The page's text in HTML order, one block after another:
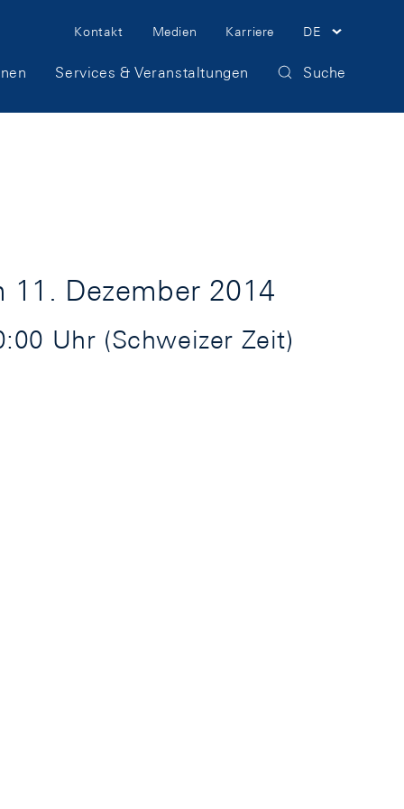
Meta
Navigation
Kontakt Medien Karriere DE
Services & Veranstaltungen Suche
Dezember 2014
Uhr (Schweizer Zeit)